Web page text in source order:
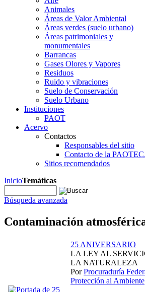
Animales
Áreas de Valor Ambiental
Áreas verdes (suelo urbano)
Áreas patrimoniales y
monumentales
Barrancas
Gases Olores y Vapores
Residuos
Ruido y vibraciones
Suelo de Conservación
Suelo Urbano
Instituciones
PAOT
Acervo
Contactos
Responsables del sitio
Contacto de la
Sitios recomendados
InicioTemáticas
Búsqueda avanzada
Contaminación
25 ANIVERSARIO
LA LEY AL
LA NATURALEZA
PorProcuraduría
Protección al Ambiente